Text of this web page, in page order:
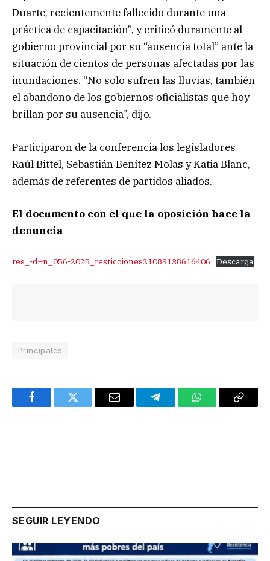
Duarte, recientemente fallecido durante una
práctica de capacitación”, y criticó duramente al
gobierno provincial por su “ausencia total” ante la
situación de cientos de personas afectadas por las
inundaciones. “No solo sufren las lluvias, también
el abandono de los gobiernos oficialistas que hoy
brillan por su ausencia”, dijo.
Participaron de la conferencia los legisladores
Raúl Bittel, Sebastián Benítez Molas y Katia Blanc,
además de referentes de partidos aliados.
El documento con el que la oposición hace la
denuncia
res_-d–n_056-2025_resticciones21083138616406 Descarga
Principales
FacebookTwitter Email TelegramWhatsAppCopy
SEGUIR LEYENDO